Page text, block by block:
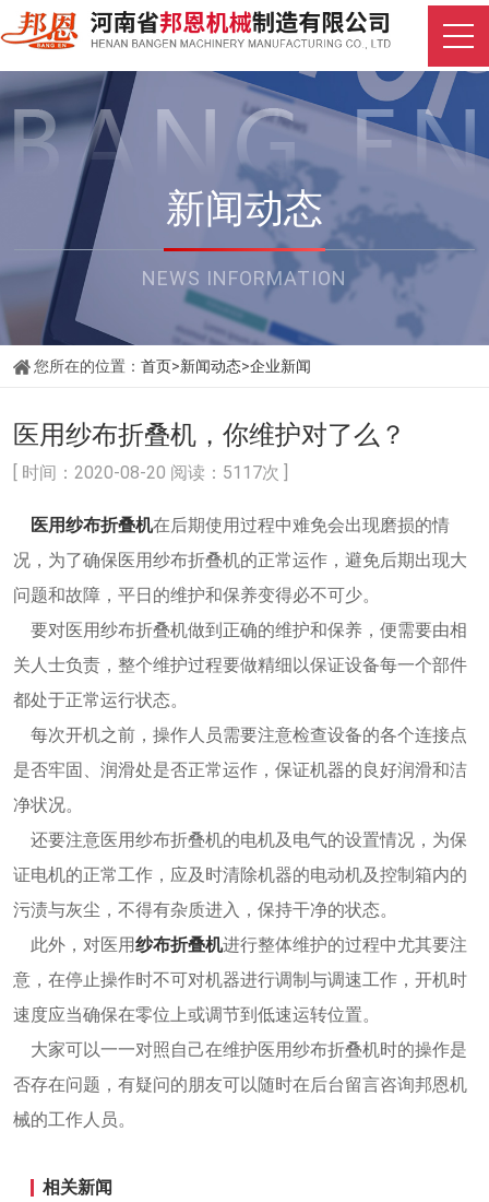
新闻动态
NEWS INFORMATION
您所在的位置： 首页>新闻动态>企业新闻
医用纱布折叠机，你维护对了么？
[ 时间：2020-08-20 阅读：5117次 ]
医用纱布折叠机在后期使用过程中难免会出现磨损的情
况，为了确保医用纱布折叠机的正常运作，避免后期出现大
问题和故障，平日的维护和保养变得必不可少。
要对医用纱布折叠机做到正确的维护和保养，便需要由相
关人士负责，整个维护过程要做精细以保证设备每一个部件
都处于正常运行状态。
每次开机之前，操作人员需要注意检查设备的各个连接点
是否牢固、润滑处是否正常运作，保证机器的良好润滑和洁
净状况。
还要注意医用纱布折叠机的电机及电气的设置情况，为保
证电机的正常工作，应及时清除机器的电动机及控制箱内的
污渍与灰尘，不得有杂质进入，保持干净的状态。
此外，对医用纱布折叠机进行整体维护的过程中尤其要注
意，在停止操作时不可对机器进行调制与调速工作，开机时
速度应当确保在零位上或调节到低速运转位置。
大家可以一一对照自己在维护医用纱布折叠机时的操作是
否存在问题，有疑问的朋友可以随时在后台留言咨询邦恩机
械的工作人员。
相关新闻